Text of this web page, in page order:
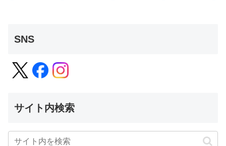
SNS
サイト内検索